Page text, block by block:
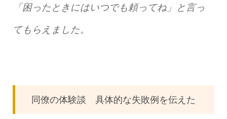
「困ったときにはいつでも頼ってね」と言っ
てもらえました。
同僚の体験談 具体的な失敗例を伝えた